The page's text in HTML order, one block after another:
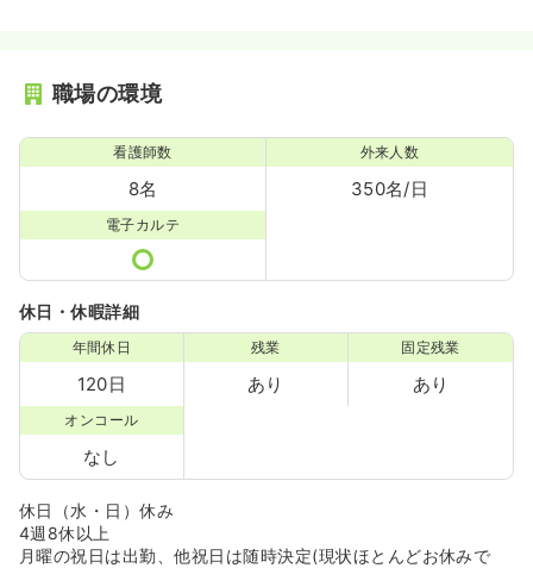
職場の環境
看護師数
8名
外来人数
350名/日
電子カルテ
休日・休暇詳細
年間休日
120日
残業
あり
固定残業
あり
オンコール
なし
休日（水・日）休み
4週8休以上
月曜の祝日は出勤、他祝日は随時決定(現状ほとんどお休みで